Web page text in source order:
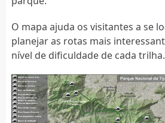
O mapa ajuda os visitantes a se
planejar as rotas mais
nível de dificuldade de cada trilha.